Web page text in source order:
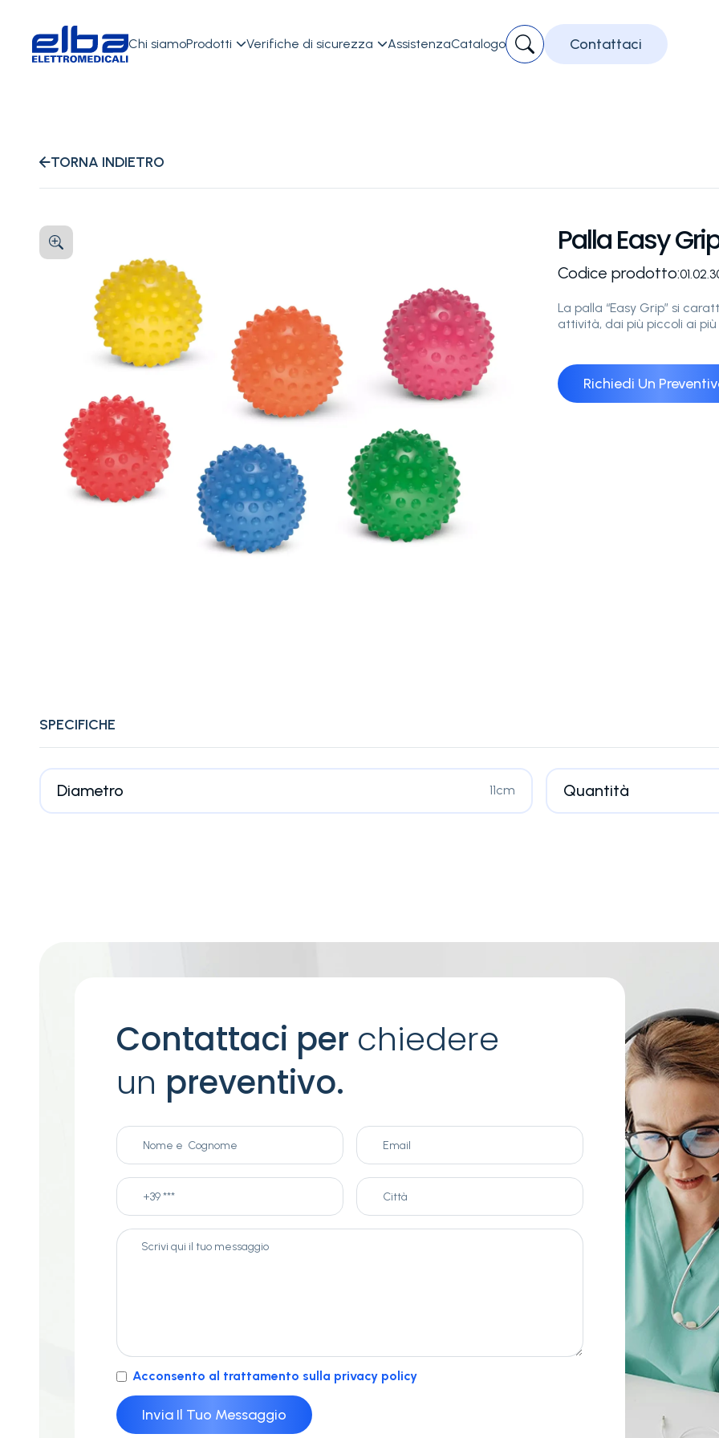
Chi siamoProdotti Verifiche di sicurezza AssistenzaCatalogo Contattaci
TORNA INDIETRO
Palla Easy
Codice prodotto:
La palla “Easy Grip” si
attività, dai più piccoli ai
Richiedi Un
SPECIFICHE
Diametro 11cm Quantità
Contattaci per chiedere
un preventivo.
Acconsento al trattamento sulla privacy policy